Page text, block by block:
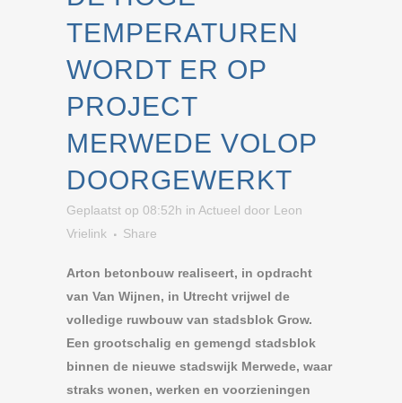
TEMPERATUREN
WORDT ER OP
PROJECT
MERWEDE VOLOP
DOORGEWERKT
Geplaatst op 08:52h in Actueel door Leon
Vrielink
Share
Arton betonbouw realiseert, in opdracht
van Van Wijnen, in Utrecht vrijwel de
volledige ruwbouw van stadsblok Grow.
Een grootschalig en gemengd stadsblok
binnen de nieuwe stadswijk Merwede, waar
straks wonen, werken en voorzieningen